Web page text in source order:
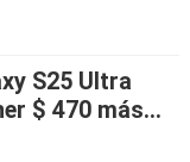
S25 Ultra
$ 470 más
intercambio